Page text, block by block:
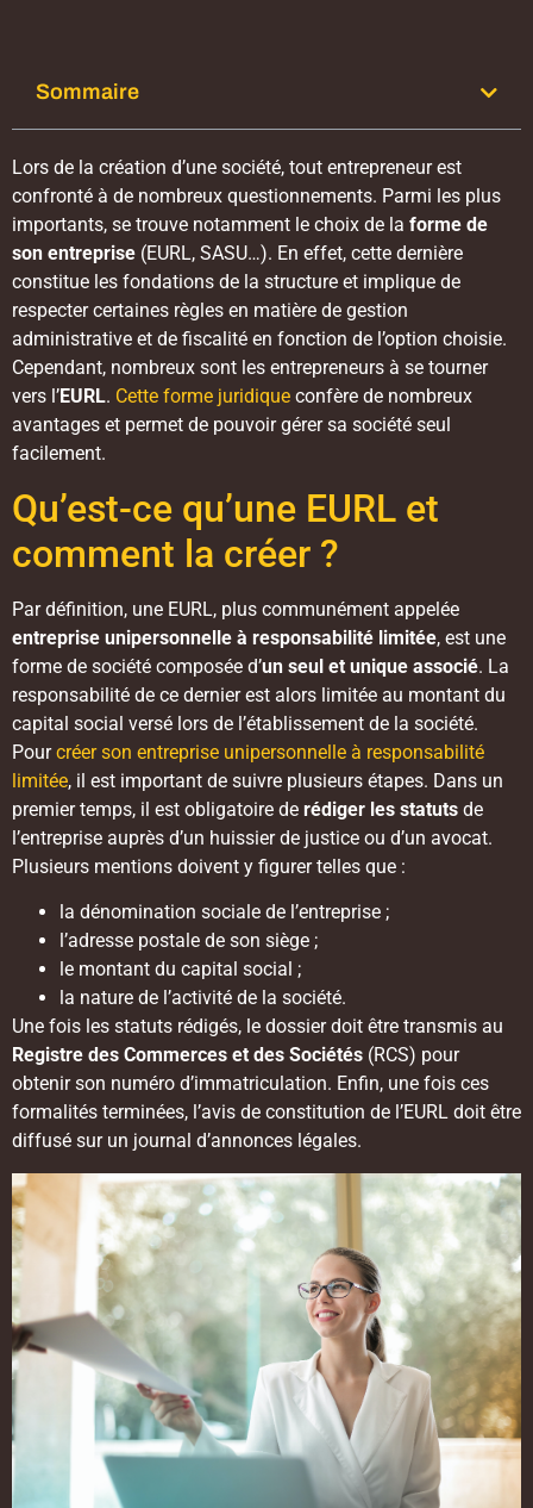
Sommaire
Lors de la création d’une société, tout entrepreneur est
confronté à de nombreux questionnements. Parmi les plus
importants, se trouve notamment le choix de la forme de
son entreprise (EURL, SASU…). En effet, cette dernière
constitue les fondations de la structure et implique de
respecter certaines règles en matière de gestion
administrative et de fiscalité en fonction de l’option choisie.
Cependant, nombreux sont les entrepreneurs à se tourner
vers l’EURL. Cette forme juridique confère de nombreux
avantages et permet de pouvoir gérer sa société seul
facilement.
Qu’est-ce qu’une EURL et
comment la créer ?
Par définition, une EURL, plus communément appelée
entreprise unipersonnelle à responsabilité limitée, est une
forme de société composée d’un seul et unique associé. La
responsabilité de ce dernier est alors limitée au montant du
capital social versé lors de l’établissement de la société.
Pourcréer son entreprise unipersonnelle à responsabilité
limitée, il est important de suivre plusieurs étapes. Dans un
premier temps, il est obligatoire de rédiger les statuts de
l’entreprise auprès d’un huissier de justice ou d’un avocat.
Plusieurs mentions doivent y figurer telles que :
la dénomination sociale de l’entreprise ;
l’adresse postale de son siège ;
le montant du capital social ;
la nature de l’activité de la société.
Une fois les statuts rédigés, le dossier doit être transmis au
Registre des Commerces et des Sociétés (RCS) pour
obtenir son numéro d’immatriculation. Enfin, une fois ces
formalités terminées, l’avis de constitution de l’EURL doit être
diffusé sur un journal d’annonces légales.